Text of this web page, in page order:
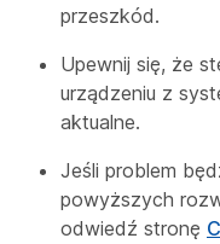
przeszkód.
Upewnij się, że
urządzeniu z
aktualne.
Jeśli problem
powyższych
odwiedź stronę